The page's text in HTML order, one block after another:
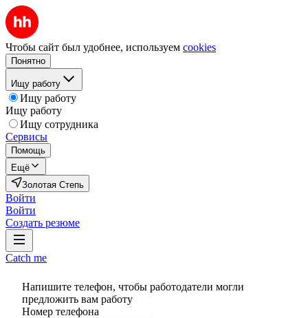
Чтобы сайт был удобнее, используем cookies
Понятно
Ищу работу
Ищу работу
Ищу работу
Ищу сотрудника
Сервисы
Помощь
Ещё
Золотая Степь
Войти
Войти
Создать резюме
Catch me
Напишите телефон, чтобы работодатели могли
предложить вам работу
Номер телефона